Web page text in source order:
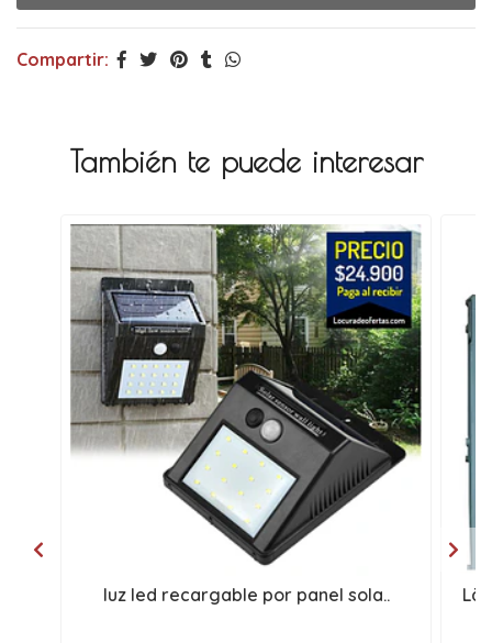
Compartir:
También te puede interesar
luz led recargable por panel sola..